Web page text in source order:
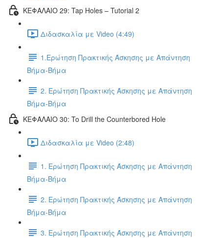
ΚΕΦΑΛΑΙΟ 29: Tap Holes – Tutorial 2
Διδασκαλία με Video (4:49)
1.Ερώτηση Πρακτικής Άσκησης με Απάντηση
Βήμα-Βήμα
2. Ερώτηση Πρακτικής Άσκησης με Απάντηση
Βήμα-Βήμα
ΚΕΦΑΛΑΙΟ 30: To Drill the Counterbored Hole
Διδασκαλία με Video (2:48)
1. Ερώτηση Πρακτικής Άσκησης με Απάντηση
Βήμα-Βήμα
2. Ερώτηση Πρακτικής Άσκησης με Απάντηση
Βήμα-Βήμα
3. Ερώτηση Πρακτικής Άσκησης με Απάντηση